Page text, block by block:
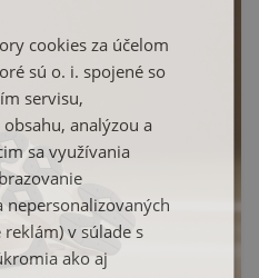
cookies za účelom
sú o. i. spojené so
servisu,
analýzou a
sa využívania
nepersonalizovaných
v súlade s
ako aj